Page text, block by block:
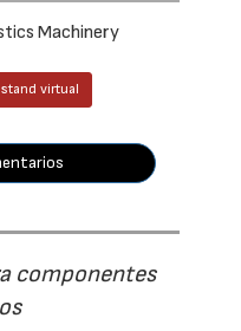
Machinery
virtual
componentes